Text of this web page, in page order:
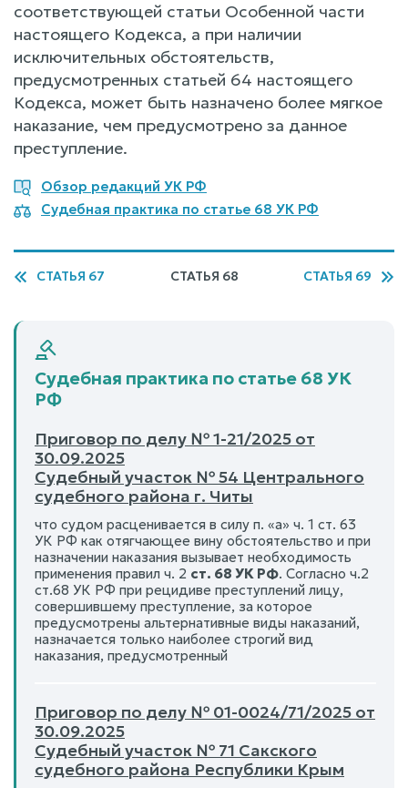
соответствующей статьи Особенной части
настоящего Кодекса, а при наличии
исключительных обстоятельств,
предусмотренных статьей 64 настоящего
Кодекса, может быть назначено более мягкое
наказание, чем предусмотрено за данное
преступление.
Обзор редакций УК РФ
Судебная практика по статье 68 УК РФ
СТАТЬЯ 67 СТАТЬЯ 68 СТАТЬЯ 69
Судебная практика по статье 68 УК
РФ
Приговор по делу № 1-21/2025 от
30.09.2025
Судебный участок № 54 Центрального
судебного района г. Читы
что судом расценивается в силу п. «а» ч. 1 ст. 63
УК РФ как отягчающее вину обстоятельство и при
назначении наказания вызывает необходимость
применения правил ч. 2 ст. 68 УК РФ. Согласно ч.2
ст.68 УК РФ при рецидиве преступлений лицу,
совершившему преступление, за которое
предусмотрены альтернативные виды наказаний,
назначается только наиболее строгий вид
наказания, предусмотренный
Приговор по делу № 01-0024/71/2025 от
30.09.2025
Судебный участок № 71 Сакского
судебного района Республики Крым